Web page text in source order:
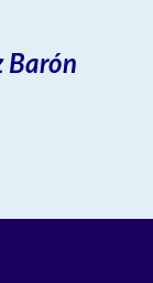
Barón